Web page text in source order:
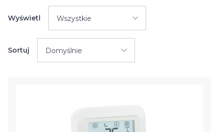
Wyświetl Wszystkie
Sortuj Domyślnie